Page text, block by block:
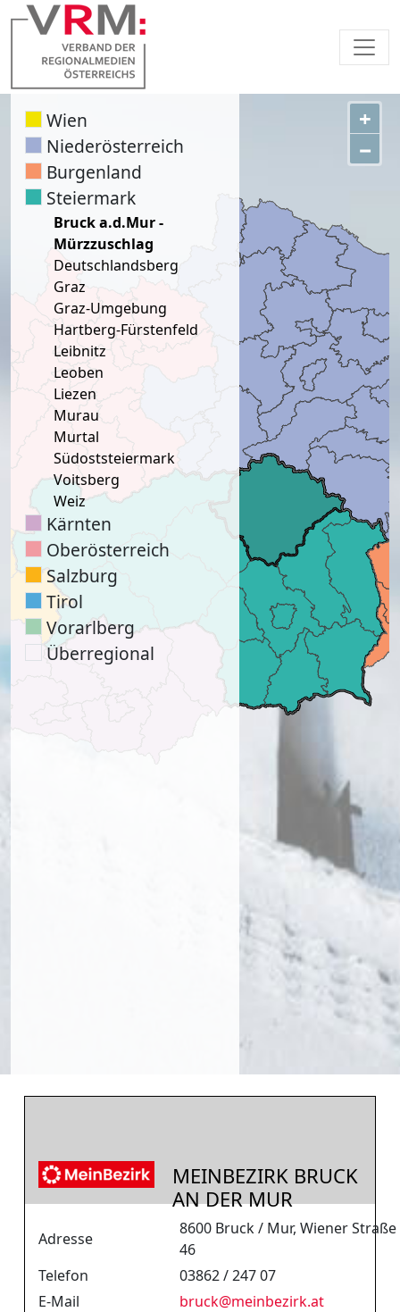
+
−
Wien
Niederösterreich
Burgenland
Steiermark
Bruck a.d.Mur -
Mürzzuschlag
Deutschlandsberg
Graz
Graz-Umgebung
Hartberg-Fürstenfeld
Leibnitz
Leoben
Liezen
Murau
Murtal
Südoststeiermark
Voitsberg
Weiz
Kärnten
Oberösterreich
Salzburg
Tirol
Vorarlberg
Überregional
MEINBEZIRK BRUCK
AN DER MUR
Adresse
8600 Bruck / Mur, Wiener Straße
46
Telefon
03862 / 247 07
E-Mail
bruck@meinbezirk.at